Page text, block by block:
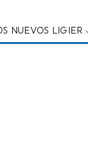
NUEVOS LIGIER